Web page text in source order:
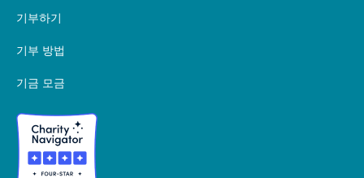
기부하기
기부 방법
기금 모금